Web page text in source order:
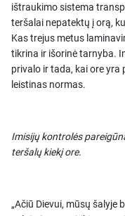
ištraukimo sistema
teršalai nepatektų į orą,
Kas trejus metus
tikrina ir išorinė tarnyba.
privalo ir tada, kai ore
leistinas normas.
Imisijų kontrolės
teršalų kiekį ore.
„Ačiū Dievui, mūsų šalyje